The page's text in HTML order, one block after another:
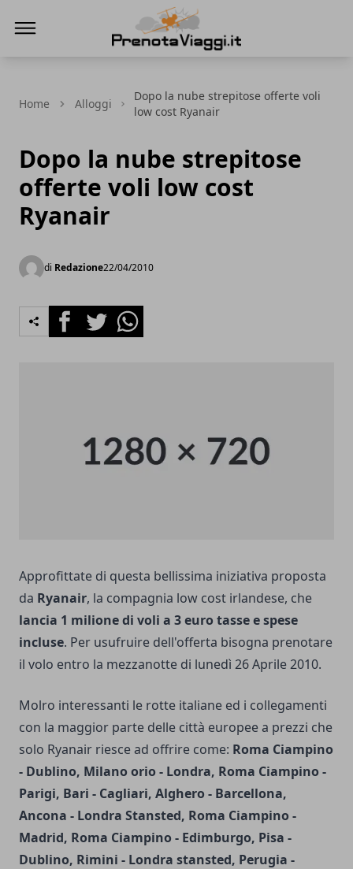
Home Alloggi
Dopo la nube strepitose offerte voli
low cost Ryanair
Dopo la nube strepitose
offerte voli low cost
Ryanair
di Redazione22/04/2010
FacebookTwitterWhatsapp
Approfittate di questa bellissima iniziativa proposta
da Ryanair, la compagnia low cost irlandese, che
lancia 1 milione di voli a 3 euro tasse e spese
incluse. Per usufruire dell'offerta bisogna prenotare
il volo entro la mezzanotte di lunedì 26 Aprile 2010.
Molro interessanti le rotte italiane ed i collegamenti
con la maggior parte delle città europee a prezzi che
solo Ryanair riesce ad offrire come: Roma Ciampino
- Dublino, Milano orio - Londra, Roma Ciampino -
Parigi, Bari - Cagliari, Alghero - Barcellona,
Ancona - Londra Stansted, Roma Ciampino -
Madrid, Roma Ciampino - Edimburgo, Pisa -
Dublino, Rimini - Londra stansted, Perugia -